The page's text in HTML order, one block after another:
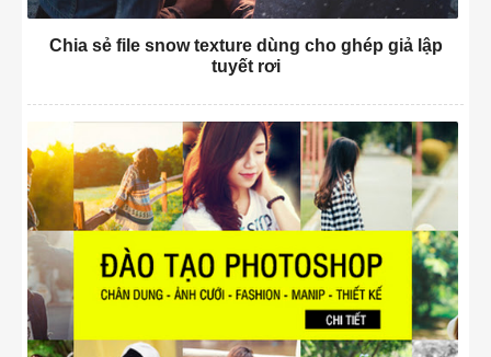
Chia sẻ file snow texture dùng cho ghép giả lập
tuyết rơi